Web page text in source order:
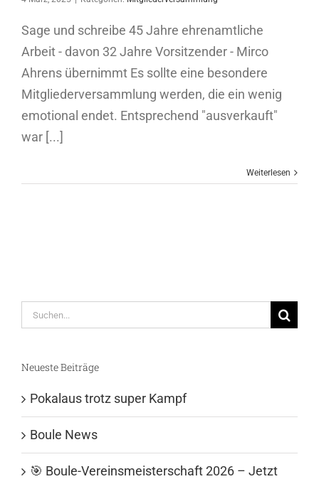
Sage und schreibe 45 Jahre ehrenamtliche
Arbeit - davon 32 Jahre Vorsitzender - Mirco
Ahrens übernimmt Es sollte eine besondere
Mitgliederversammlung werden, die ein wenig
emotional endet. Entsprechend "ausverkauft"
war [...]
Weiterlesen
Suche
nach:
Neueste Beiträge
Pokalaus trotz super Kampf
Boule News
🎯 Boule-Vereinsmeisterschaft 2026 – Jetzt